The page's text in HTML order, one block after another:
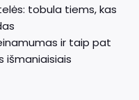
tobula tiems, kas
ir taip pat
išmaniaisiais